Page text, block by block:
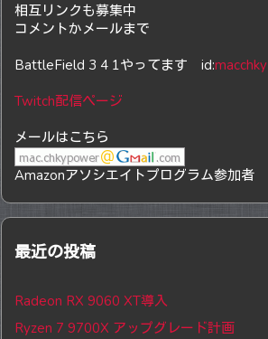
相互リンクも募集中
コメントかメールまで
BattleField 3 4 1やってます id:macchky
Twitch配信ページ
メールはこちら
Amazonアソシエイトプログラム参加者
最近の投稿
Radeon RX 9060 XT導入
Ryzen 7 9700X アップグレード計画